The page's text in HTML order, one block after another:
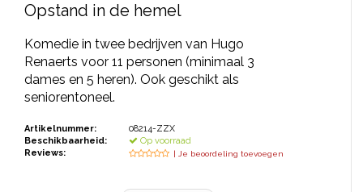
THEATERBOEKEN
SKETCHES
Opstand in de hemel
Komedie in twee bedrijven van Hugo
Renaerts voor 11 personen (minimaal 3
dames en 5 heren). Ook geschikt als
seniorentoneel.
Artikelnummer:
08214-ZZX
Beschikbaarheid:
Op voorraad
Reviews:
| Je beoordeling toevoegen